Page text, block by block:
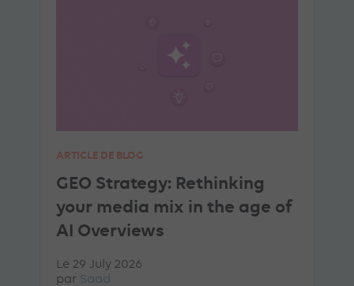
ARTICLE DE BLOG
GEO Strategy: Rethinking
your media mix in the age of
AI Overviews
Le 29 July 2026
par Saad